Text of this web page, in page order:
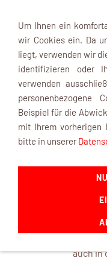
Navigation einblenden
INFOBOX
mk-
ab dem 22. August
14.
auch in
Um Ihnen ein
wir Cookies ein. Da
liegt, verwenden wir
identifizieren oder
verwenden
personenbezogene
Beispiel für die
mit Ihrem vorherigen
bitte in unserer